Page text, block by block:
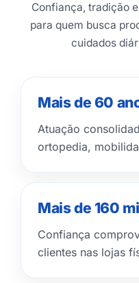
Confiança, tradição
para quem busca
cuidados
Mais de 60
Atuação
ortopedia,
Mais de 160
Confiança
clientes nas lojas